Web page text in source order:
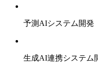
予測AIシステム開発
生成AI連携システム